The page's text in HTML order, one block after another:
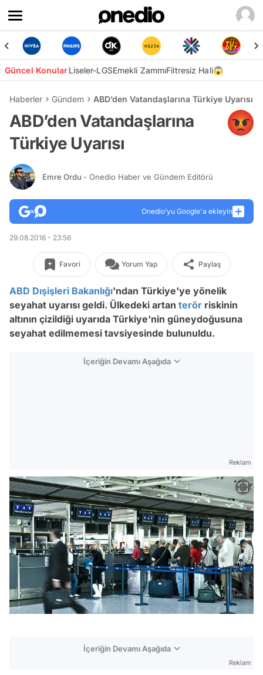
Güncel KonularLiseler-LGSEmekli ZammıFiltresiz Hali😱
Haberler Gündem ABD’den Vatandaşlarına Türkiye Uyarısı
ABD’den Vatandaşlarına
Türkiye Uyarısı
Emre Ordu - Onedio Haber ve Gündem Editörü
Onedio’yu Google'a ekleyin
29.08.2016 - 23:56
Favori Yorum Yap Paylaş
ABD Dışişleri Bakanlığı'ndan Türkiye'ye yönelik
seyahat uyarısı geldi. Ülkedeki artan terör riskinin
altının çizildiği uyarıda Türkiye'nin güneydoğusuna
seyahat edilmemesi tavsiyesinde bulunuldu.
İçeriğin Devamı Aşağıda
Reklam
İçeriğin Devamı Aşağıda
Reklam